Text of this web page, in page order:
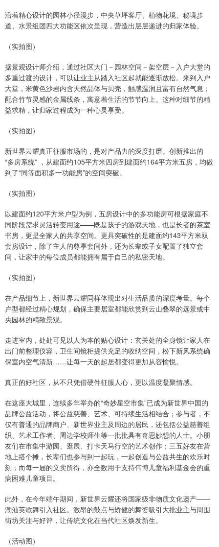
沿着精心设计的园林小径漫步，中央草坪客厅、植物花境、秘境步
道、水景组团四大功能区依次呈现，营造出层层递进的归家体验。
（实拍图）
据景观设计师介绍，通过社区大门－园林空间－架空层－入户大堂的
多重过渡的设计，可以让业主从踏入社区起就能逐渐放松。来到入户
大堂，米黄色沙岩内含天然晶体与贝壳，触感温润且富有自然气息；
配合竹节灵感的金属线条，寓意着生活的节节向上。这种对细节的精
益求精，让归家过程成为一种心灵享受。
（实拍图）
新世界云耀真正征服市场的，是对产品力的深度打磨。创新推出的
“多房系统” ，从建面约105平方米四房到建面约164平方米五房，均做
到了“同等面积多一功能房”的空间突破。
（实拍图）
以建面约120平方米户型为例，五房设计中的多功能房可根据家庭不
同阶段需求灵活转变用途——既是孩子的游戏天地，也是长者的茶室
书房，更是全家人的共享空间。更具突破性的是建面约143平方米双
套房设计，除了主人的尊享套间外，还为长辈或子女配置了独立套
间，让家中的每位成员都能拥有属于自己的私密天地。
（实拍图）
在产品细节上，新世界云耀同样体现出对生活品质的深度考量。每个
户型都经过精心规划，确保主要居室都能欣赏到云山叠翠的远景或中
央园林的精致景观。
走进室内，处处可见以人为本的贴心设计：玄关处的全身镜让家人在
出门前整理仪容，卫生间镜柜提供充足的收纳空间，松下新风系统确
保室内空气清新……让每一天的起居都变得更加从容愉悦。
真正的好社区，从不只凭借硬件征服人心，更以温度凝聚情感。
在这座大城里，连续多年举办的“奇妙星空市集”已成为新世界中国的
品牌公益活动，将公益慈善、艺术、可持续生活相结合；参与者，不
仅有普通的品牌商户、新世界业主及周边的居民，还包括公益慈善组
织、艺术工作者、周边学校师生等一批批具有奇思妙想的人士。小朋
友们在市集中游园、逛展、打卡天马行空的艺术创作；三五好友在营
地上搭个摊，长辈们也参与到一起玩，一起创造与公益共生的欢乐时
刻；而每一届的义卖所得，亦全数用于支持伟博儿童福利基金会的重
病困难儿童项目。
此外，在今年端午期间，新世界云耀还将国家级非物质文化遗产——
潮汕英歌舞引入社区。激昂的鼓点与矫健的舞姿吸引大批业主与周围
街坊关注与好评，让传统文化在当代社区焕发新生。
（活动图）